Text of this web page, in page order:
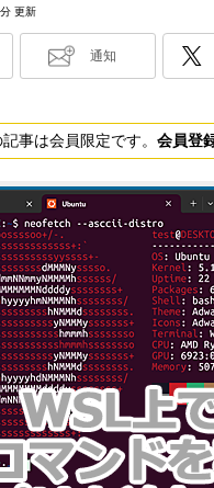
更新
通知
事は会員限定です。 会員登